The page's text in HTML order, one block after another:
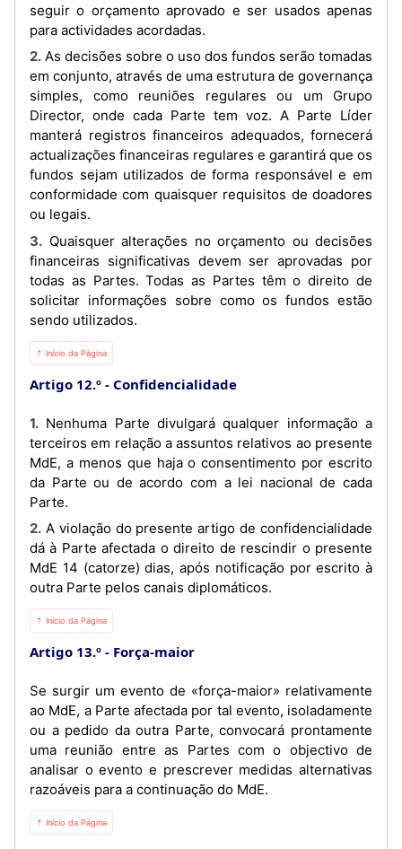
seguir o orçamento aprovado e ser usados apenas
para actividades acordadas.
2. As decisões sobre o uso dos fundos serão tomadas
em conjunto, através de uma estrutura de governança
simples, como reuniões regulares ou um Grupo
Director, onde cada Parte tem voz. A Parte Líder
manterá registros financeiros adequados, fornecerá
actualizações financeiras regulares e garantirá que os
fundos sejam utilizados de forma responsável e em
conformidade com quaisquer requisitos de doadores
ou legais.
3. Quaisquer alterações no orçamento ou decisões
financeiras significativas devem ser aprovadas por
todas as Partes. Todas as Partes têm o direito de
solicitar informações sobre como os fundos estão
sendo utilizados.
⇡ Início da Página
Artigo 12.º Confidencialidade
1. Nenhuma Parte divulgará qualquer informação a
terceiros em relação a assuntos relativos ao presente
MdE, a menos que haja o consentimento por escrito
da Parte ou de acordo com a lei nacional de cada
Parte.
2. A violação do presente artigo de confidencialidade
dá à Parte afectada o direito de rescindir o presente
MdE 14 (catorze) dias, após notificação por escrito à
outra Parte pelos canais diplomáticos.
⇡ Início da Página
Artigo 13.º Força-maior
Se surgir um evento de «força-maior» relativamente
ao MdE, a Parte afectada por tal evento, isoladamente
ou a pedido da outra Parte, convocará prontamente
uma reunião entre as Partes com o objectivo de
analisar o evento e prescrever medidas alternativas
razoáveis para a continuação do MdE.
⇡ Início da Página